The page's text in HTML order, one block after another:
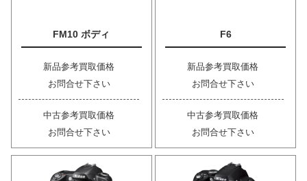
FM10 ボディ
新品参考買取価格
お問合せ下さい
中古参考買取価格
お問合せ下さい
F6
新品参考買取価格
お問合せ下さい
中古参考買取価格
お問合せ下さい